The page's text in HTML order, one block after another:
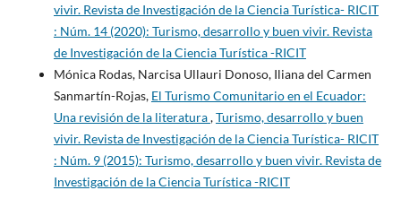
vivir. Revista de Investigación de la Ciencia Turística- RICIT
: Núm. 14 (2020): Turismo, desarrollo y buen vivir. Revista
de Investigación de la Ciencia Turística -RICIT
Mónica Rodas, Narcisa Ullauri Donoso, Iliana del Carmen
Sanmartín-Rojas, El Turismo Comunitario en el Ecuador:
Una revisión de la literatura,Turismo, desarrollo y buen
vivir. Revista de Investigación de la Ciencia Turística- RICIT
: Núm. 9 (2015): Turismo, desarrollo y buen vivir. Revista de
Investigación de la Ciencia Turística -RICIT